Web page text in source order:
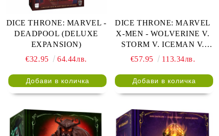
DICE THRONE: MARVEL -
DEADPOOL (DELUXE
EXPANSION)
€32.95
64.44лв.
DICE THRONE: MARVEL
X-MEN - WOLVERINE V.
STORM V. ICEMAN V.
PSYLOCK
€57.95 113.34лв.